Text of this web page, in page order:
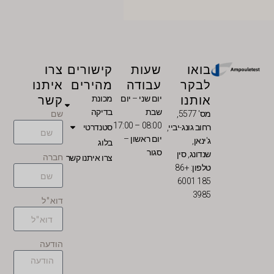
בואו
לבקר
אותנו
מס' 5577,
רחוב גונג-יביי,
ג'ינאן,
שנדונג, סין
טלפון: +86
185 6001
3985
שעות
עבודה
יום שני – יום
שבת
08:00 – 17:00
יום ראשון –
סגור
קישורים
מהירים
מכונת
בדיקה
סטנדרטי
בלוג
צרו איתנו קשר
צרו
איתנו
קשר
שם
חברה
דוא"ל
הודעה
JA